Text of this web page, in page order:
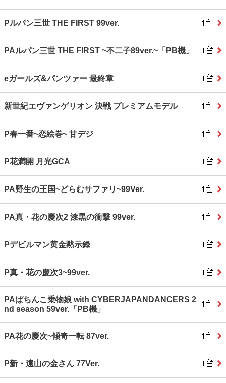
Pルパン三世 THE FIRST 99ver.
PAルパン三世 THE FIRST ~不二子89ver.~「PB機」
eガールズ&パンツァー 最終章
新世紀エヴァンゲリオン 決戦 プレミアムモデル
P春一番~恋絵巻~ 甘デジ
P花満開 月光GCA
PA野生の王国~どらむサファリ~99Ver.
PA真・花の慶次2 漆黒の衝撃 99ver.
Pデビルマン黄金黙示録
P真・花の慶次3~99ver.
PAぱちんこ乗物娘 with CYBERJAPANDANCERS 2
nd season 59ver.「PB機」
PA花の慶次~傾奇一転 87ver.
P新・遠山の金さん 77Ver.